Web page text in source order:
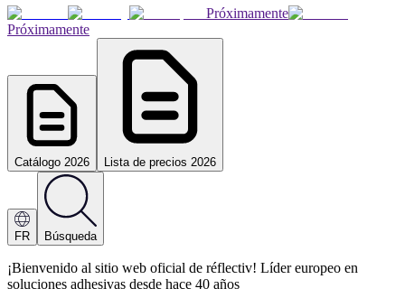
Próximamente
Próximamente
Catálogo 2026 Lista de precios 2026
FR Búsqueda
¡Bienvenido al sitio web oficial de réflectiv! Líder europeo en
soluciones adhesivas desde hace 40 años